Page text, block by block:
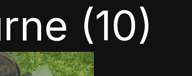
(10)